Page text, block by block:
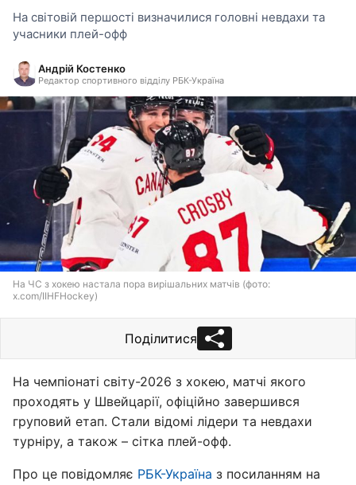
На світовій першості визначилися головні невдахи та
учасники плей-офф
Андрій Костенко
Редактор спортивного відділу РБК-Україна
На ЧС з хокею настала пора вирішальних матчів (фото:
x.com/IIHFHockey)
Поділитися
На чемпіонаті світу-2026 з хокею, матчі якого
проходять у Швейцарії, офіційно завершився
груповий етап. Стали відомі лідери та невдахи
турніру, а також – сітка плей-офф.
Про це повідомляє РБК-Україна з посиланням на